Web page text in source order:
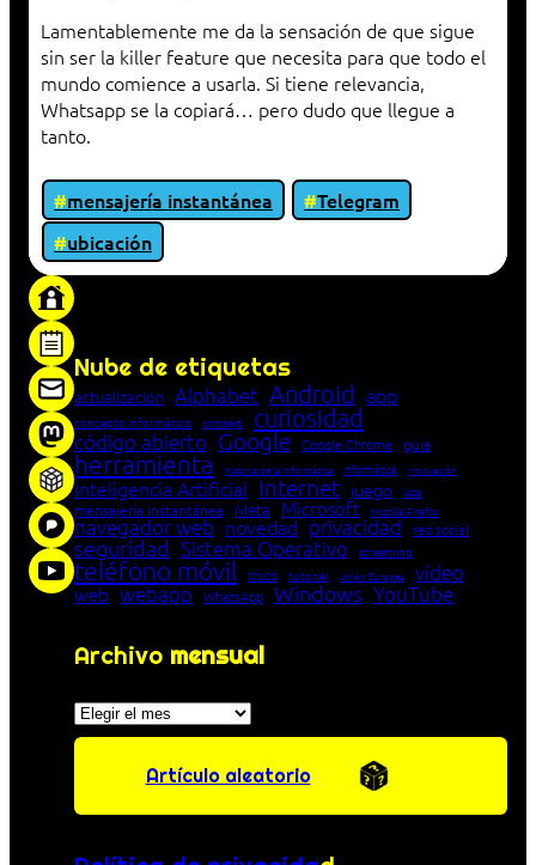
Lamentablemente me da la sensación de que sigue
sin ser la killer feature que necesita para que todo el
mundo comience a usarla. Si tiene relevancia,
Whatsapp se la copiará… pero dudo que llegue a
tanto.
mensajería instantánea
Telegram
ubicación
Nube de etiquetas
actualización Alphabet Android app
concepto informático consejo curiosidad
código abierto Google Google Chrome guía
herramienta historia de la Informática Informática innovación
Inteligencia Artificial Internet juego lista
mensajería instantánea Meta Microsoft Mozilla Firefox
navegador web novedad privacidad red social
seguridad Sistema Operativo streaming
teléfono móvil truco tutorial Unión Europea vídeo
web webapp WhatsApp Windows YouTube
Archivo mensual
Archivos
Artículo aleatorio